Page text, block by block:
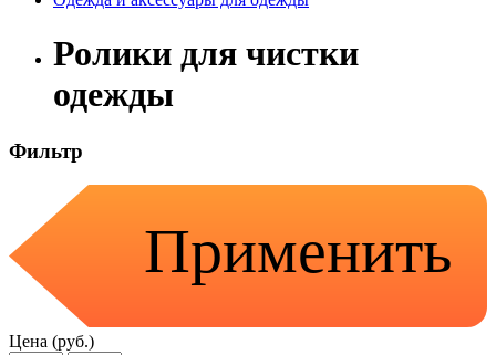
Ролики для чистки
одежды
Фильтр
Применить
Цена (руб.)